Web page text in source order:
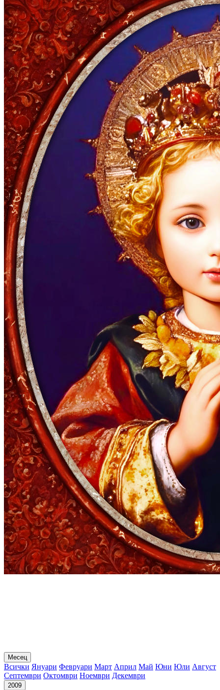
Месец
Всички Януари Февруари Март Април Май Юни Юли Август
Септември Октомври Ноември Декември
2009